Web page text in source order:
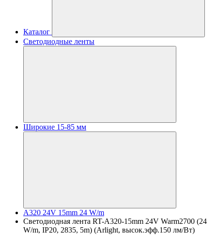
Каталог
Светодиодные ленты
Широкие 15-85 мм
A320 24V 15mm 24 W/m
Светодиодная лента RT-A320-15mm 24V Warm2700 (24
W/m, IP20, 2835, 5m) (Arlight, высок.эфф.150 лм/Вт)